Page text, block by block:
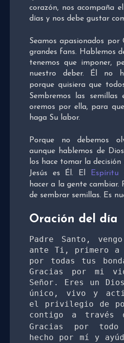
corazón, nos acompaña
días y nos debe gustar
Seamos apasionados por
grandes fans. Hablemos
tenemos que imponer,
nuestro deber. Él no
porque quisiera que
Sembremos las semillas
oremos por ella, para
haga Su labor.
Porque no debemos
aunque hablemos de
los hace tomar la
Jesús es Él. El Espíritu
hacer a la gente cambiar.
de sembrar semillas. Es
Oración del día
Padre Santo,
ante Ti, primero a
por todas tus
Gracias por mi
Señor. Eres un
único, vivo y
el privilegio de
contigo a
Gracias por
hecho por mí y